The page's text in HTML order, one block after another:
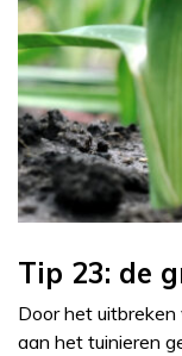
Tip 23: de
Door het
aan het tuinieren